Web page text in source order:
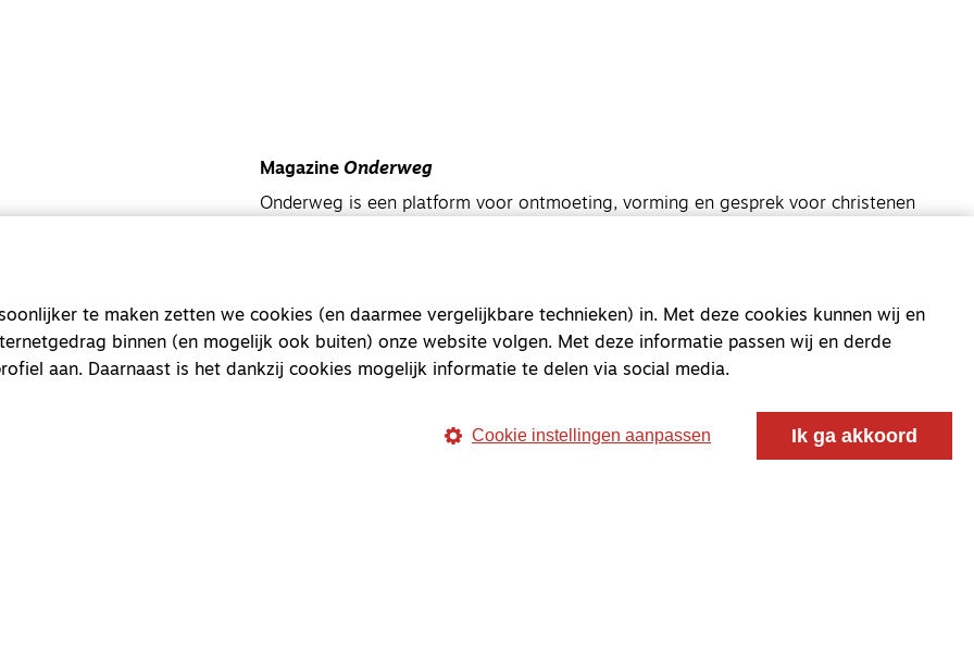
Magazine Onderweg
Onderweg is een platform voor ontmoeting, vorming en gesprek voor christenen
Kvk-nummer 33277063
NL46 INGB 0117 5827 86
te maken zetten we cookies (en daarmee vergelijkbare technieken) in. Met deze cookies kunnen wij en
binnen (en mogelijk ook buiten) onze website volgen. Met deze informatie passen wij en derde
aan. Daarnaast is het dankzij cookies mogelijk informatie te delen via social media.
Cookie instellingen aanpassen Ik ga akkoord